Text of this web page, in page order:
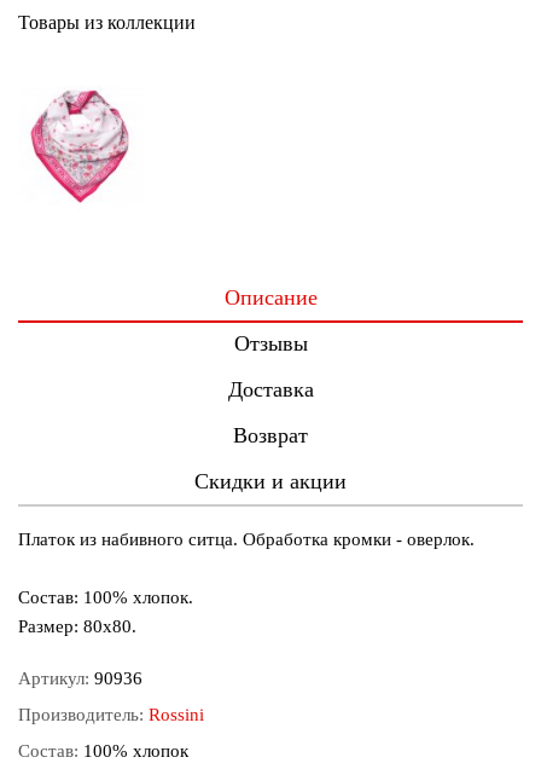
Товары из коллекции
Описание
Отзывы
Доставка
Возврат
Скидки и акции
Платок из набивного ситца. Обработка кромки - оверлок.
Состав: 100% хлопок.
Размер: 80x80.
Артикул: 90936
Производитель: Rossini
Состав: 100% хлопок